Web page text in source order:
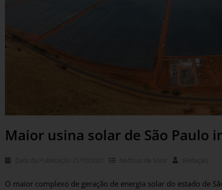
Maior usina solar de São Paulo
Data da Publicação 21/10/2021 Notícias de Solar Redação
O maior complexo de geração de energia solar do estado de